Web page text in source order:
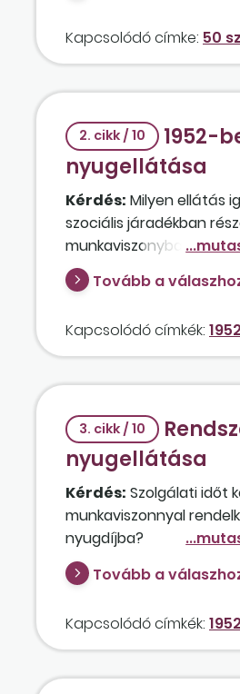
Kapcsolódó címke: 50
2. cikk / 10
1952-
nyugellátása
Kérdés: Milyen ellátás
szociális járadékban
munkaviszonyban áll, és
Tovább a
Kapcsolódó címkék:
3. cikk / 10
nyugellátása
Kérdés: Szolgálati időt
munkaviszonnyal
nyugdíjba?
Tovább a
Kapcsolódó címkék: